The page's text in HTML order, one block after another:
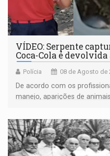
VÍDEO: Serpente
Coca-Cola é
Polícia 08 de Agosto de
De acordo com os
manejo, aparições de